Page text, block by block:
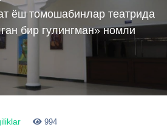
ёш томошабинлар театрида
бир гулингман» номли
994